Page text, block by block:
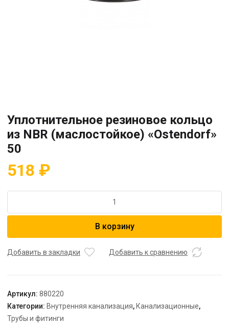
Уплотнительное резиновое кольцо
из NBR (маслостойкое) «Ostendorf»
50
518 ₽
Уплотнительное
из
50
В корзину
Добавить в закладки Добавить к сравнению
Артикул: 880220
Категории: Внутренняя канализация, Канализационные,
Трубы и фитинги